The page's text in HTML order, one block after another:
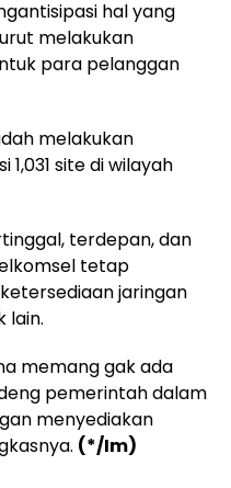
hal yang
melakukan
para pelanggan
melakukan
site di wilayah
terdepan, dan
tetap
jaringan
lain.
memang gak ada
pemerintah dalam
menyediakan
(*/Im)